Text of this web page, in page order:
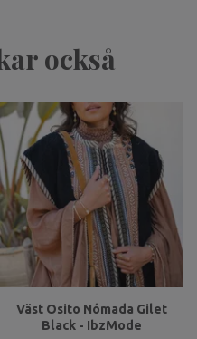
också
Väst Osito Nómada Gilet
Black - IbzMode